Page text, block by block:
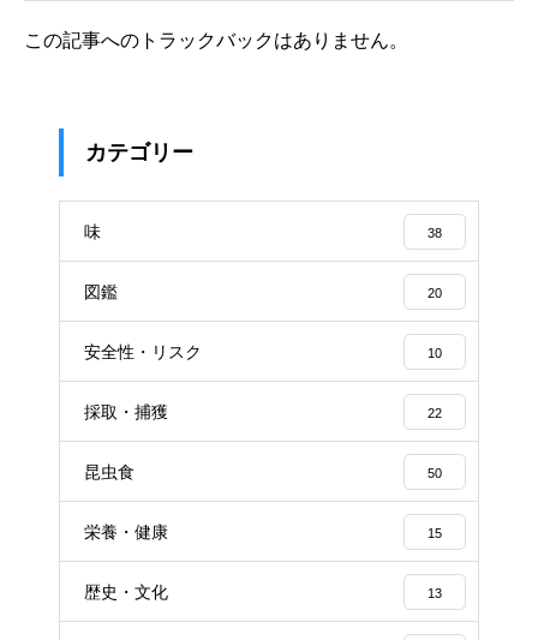
この記事へのトラックバックはありません。
カテゴリー
味 38
図鑑 20
安全性・リスク 10
採取・捕獲 22
昆虫食 50
栄養・健康 15
歴史・文化 13